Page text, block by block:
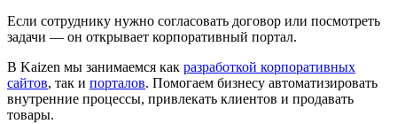
Если сотруднику нужно согласовать договор или посмотреть
задачи — он открывает корпоративный портал.
В Kaizen мы занимаемся как разработкой корпоративных
сайтов, так и порталов. Помогаем бизнесу автоматизировать
внутренние процессы, привлекать клиентов и продавать
товары.